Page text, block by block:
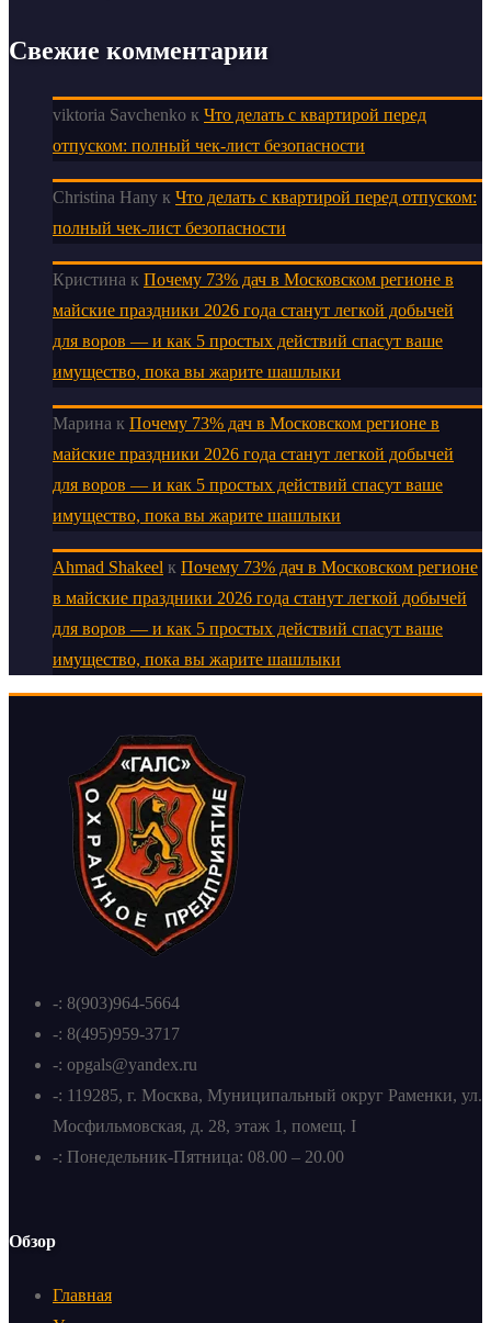
Свежие комментарии
viktoria Savchenko к Что делать с квартирой перед
отпуском: полный чек-лист безопасности
Christina Hany к Что делать с квартирой перед отпуском:
полный чек-лист безопасности
Кристина к Почему 73% дач в Московском регионе в
майские праздники 2026 года станут легкой добычей
для воров — и как 5 простых действий спасут ваше
имущество, пока вы жарите шашлыки
Марина к Почему 73% дач в Московском регионе в
майские праздники 2026 года станут легкой добычей
для воров — и как 5 простых действий спасут ваше
имущество, пока вы жарите шашлыки
Ahmad Shakeel к Почему 73% дач в Московском регионе
в майские праздники 2026 года станут легкой добычей
для воров — и как 5 простых действий спасут ваше
имущество, пока вы жарите шашлыки
-: 8(903)964-5664
-: 8(495)959-3717
-: opgals@yandex.ru
-: 119285, г. Москва, Муниципальный округ Раменки, ул.
Мосфильмовская, д. 28, этаж 1, помещ. I
-: Понедельник-Пятница: 08.00 – 20.00
Обзор
Главная